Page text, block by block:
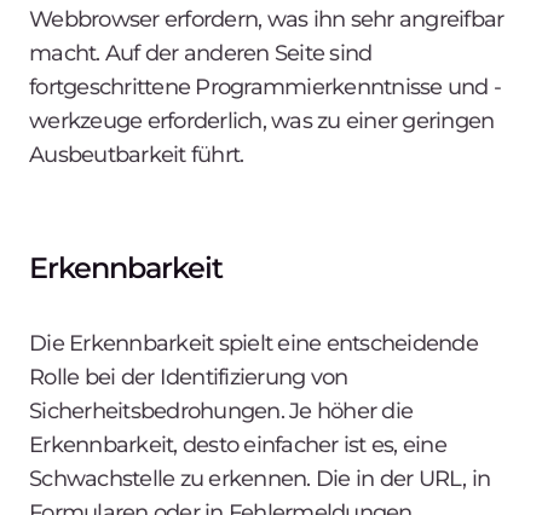
Webbrowser erfordern, was ihn sehr angreifbar
macht. Auf der anderen Seite sind
fortgeschrittene Programmierkenntnisse und -
werkzeuge erforderlich, was zu einer geringen
Ausbeutbarkeit führt.
Erkennbarkeit
Die Erkennbarkeit spielt eine entscheidende
Rolle bei der Identifizierung von
Sicherheitsbedrohungen. Je höher die
Erkennbarkeit, desto einfacher ist es, eine
Schwachstelle zu erkennen. Die in der URL, in